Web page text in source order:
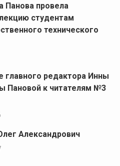
Панова провела
студентам
технического
главного редактора Инны
Пановой к читателям №3
Александрович